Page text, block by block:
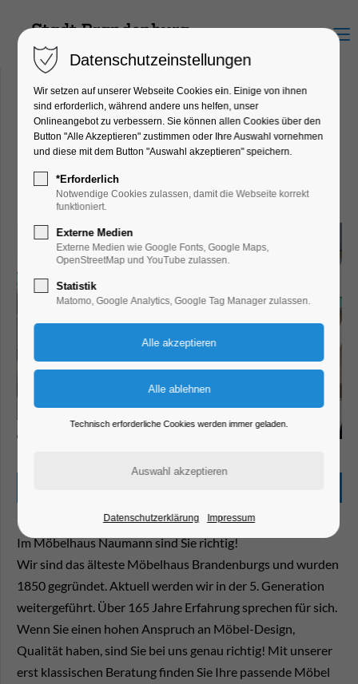
Menu
Möbelhaus Naumann
Bäckerstr. 33-35, 14770
Brandenburg an der Havel
Im Möbelhaus Naumann sind Sie richtig!
Wir sind das älteste Möbelhaus Brandenburgs und wurden
1850 gegründet. Aktuell werden wir in der 5. Generation
weitergeführt. Über 165 Jahre Erfahrung sprechen für sich.
Wenn Sie einen hohen Anspruch an Möbel-Design,
Qualität haben, sind Sie bei uns genau richtig! Mit unserer
erst klassischen Beratung finden Sie Ihre passende Möbel
Datenschutzeinstellungen
Wir setzen auf unserer Webseite Cookies ein. Einige von ihnen
sind erforderlich, während andere uns helfen, unser
Onlineangebot zu verbessern. Sie können allen Cookies über den
Button "Alle Akzeptieren" zustimmen oder Ihre Auswahl vornehmen
und diese mit dem Button "Auswahl akzeptieren" speichern.
*Erforderlich
Notwendige Cookies zulassen, damit die Webseite korrekt
funktioniert.
Externe Medien
Externe Medien wie Google Fonts, Google Maps,
OpenStreetMap und YouTube zulassen.
Statistik
Matomo, Google Analytics, Google Tag Manager zulassen.
Technisch erforderliche Cookies werden immer geladen.
Datenschutzerklärung Impressum